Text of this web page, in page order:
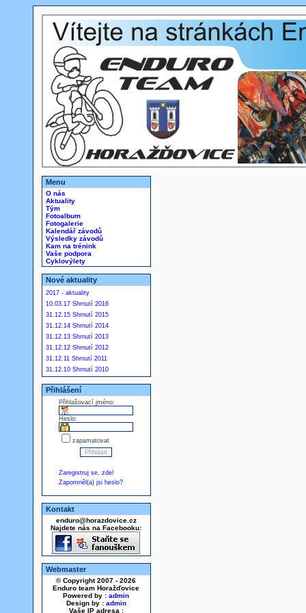
Menu
O nás
Aktuality
Tým
Fotoalbum
Fotogalerie
Kalendář závodů
Výsledky závodů
Kam na trénink
Vaše podpora
Cyklovýlety
Nové aktuality
2017 - aktuality
10.03.17 Shrnutí 2016
31.12.15 Shrnutí 2015
31.12.14 Shrnutí 2014
31.12.13 Shrnutí 2013
31.12.12 Shrnutí 2012
31.12.11 Shrnutí 2011
31.12.10 Shrnutí 2010
Přihlášení
Přihlašovací jméno:
Heslo:
zapamatovat
Zaregistruj se, zde!
Zapomněl(a) jsi heslo?
Kontakt
enduro@horazdovice.cz
Najdete nás na Facebooku:
Webmaster
© Copyright 2007 - 2026
Enduro team Horažďovice
Powered by : admin
Design by : admin
Vaše IP adresa :